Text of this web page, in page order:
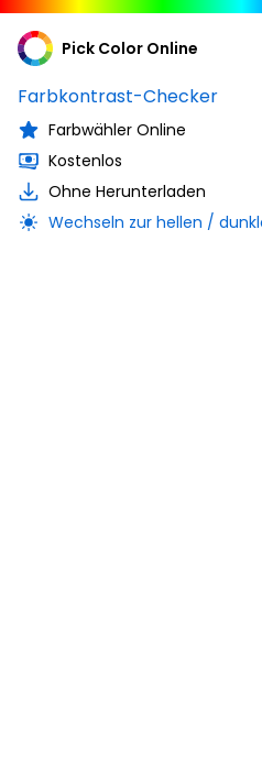
Pick Color Online
Farbkontrast-Checker
Farbwähler Online
Kostenlos
Ohne Herunterladen
Wechseln zur hellen /